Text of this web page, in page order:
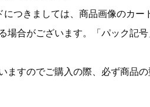
つきましては、商品画像のカー
場合がございます。「パック記
ますのでご購入の際、必ず商品の